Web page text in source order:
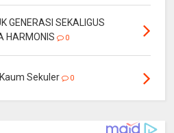
GENERASI SEKALIGUS
HARMONIS
0
Sekuler 0